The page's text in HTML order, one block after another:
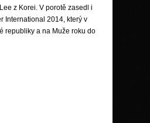
z Korei. V porotě zasedl i
International 2014, který v
republiky a na Muže roku do